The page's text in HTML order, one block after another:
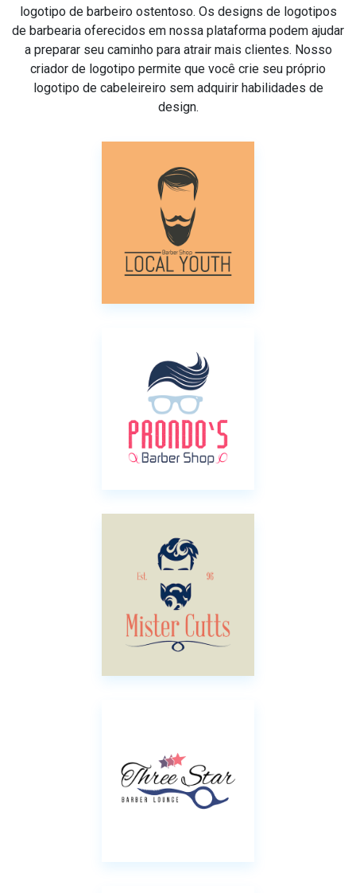
logotipo de barbeiro ostentoso. Os designs de logotipos
de barbearia oferecidos em nossa plataforma podem ajudar
a preparar seu caminho para atrair mais clientes. Nosso
criador de logotipo permite que você crie seu próprio
logotipo de cabeleireiro sem adquirir habilidades de
design.